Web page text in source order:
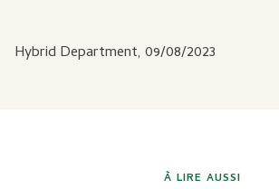
Hybrid Department, 09/08/2023
À LIRE AUSSI